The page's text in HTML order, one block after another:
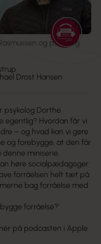
og psykolog
Drost Hansen
psykolog Dorthe
egentlig? Hvordan får vi
– og hvad kan vi gøre
og forebygge, at den får
miniserie.
høre socialpædagoger
forråelsen helt tæt på
bag forråelse med
forråelse?'
på podcasten i Apple